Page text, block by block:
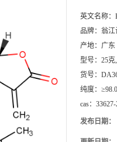
英文名称：
品牌： 翁江
产地： 广东
型号： 25克
货号：
纯度：
cas：
发布日期：